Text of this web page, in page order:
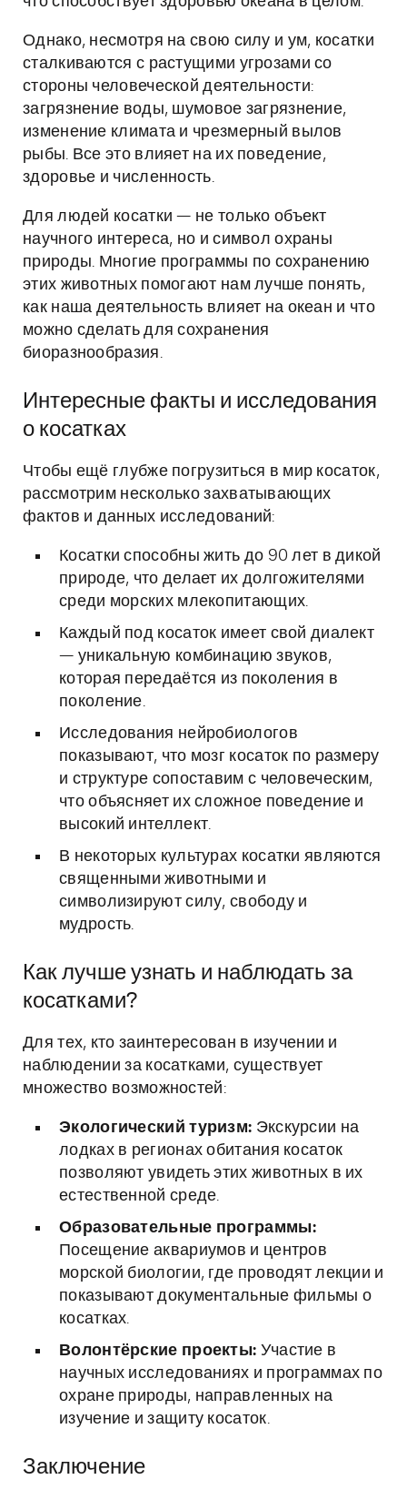
Однако, несмотря на свою силу и ум, косатки
сталкиваются с растущими угрозами со
стороны человеческой деятельности:
загрязнение воды, шумовое загрязнение,
изменение климата и чрезмерный вылов
рыбы. Все это влияет на их поведение,
здоровье и численность.
Для людей косатки — не только объект
научного интереса, но и символ охраны
природы. Многие программы по сохранению
этих животных помогают нам лучше понять,
как наша деятельность влияет на океан и что
можно сделать для сохранения
биоразнообразия.
Интересные факты и исследования
о косатках
Чтобы ещё глубже погрузиться в мир косаток,
рассмотрим несколько захватывающих
фактов и данных исследований:
Косатки способны жить до 90 лет в дикой
природе, что делает их долгожителями
среди морских млекопитающих.
Каждый под косаток имеет свой диалект
— уникальную комбинацию звуков,
которая передаётся из поколения в
поколение.
Исследования нейробиологов
показывают, что мозг косаток по размеру
и структуре сопоставим с человеческим,
что объясняет их сложное поведение и
высокий интеллект.
В некоторых культурах косатки являются
священными животными и
символизируют силу, свободу и
мудрость.
Как лучше узнать и наблюдать за
косатками?
Для тех, кто заинтересован в изучении и
наблюдении за косатками, существует
множество возможностей:
Экологический туризм: Экскурсии на
лодках в регионах обитания косаток
позволяют увидеть этих животных в их
естественной среде.
Образовательные программы:
Посещение аквариумов и центров
морской биологии, где проводят лекции и
показывают документальные фильмы о
косатках.
Волонтёрские проекты: Участие в
научных исследованиях и программах по
охране природы, направленных на
изучение и защиту косаток.
Заключение